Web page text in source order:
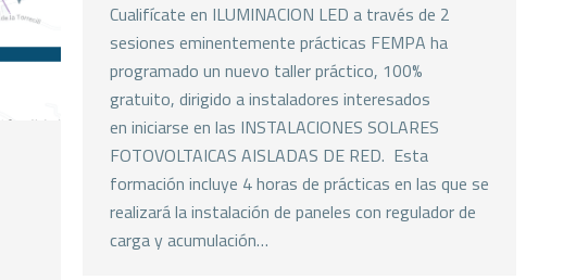
Cualifícate en ILUMINACION LED a través de 2
sesiones eminentemente prácticas FEMPA ha
programado un nuevo taller práctico, 100%
gratuito, dirigido a instaladores interesados
en iniciarse en las INSTALACIONES SOLARES
FOTOVOLTAICAS AISLADAS DE RED. Esta
formación incluye 4 horas de prácticas en las que se
realizará la instalación de paneles con regulador de
carga y acumulación…